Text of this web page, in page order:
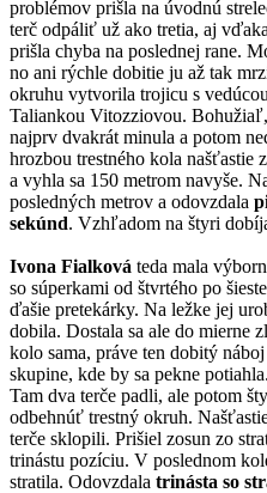
problémov prišla na úvodnú
terč odpáliť už ako tretia, aj
prišla chyba na poslednej rane.
no ani rýchle dobitie ju až tak
okruhu vytvorila trojicu s
Taliankou Vitozziovou.
najprv dvakrát minula a potom
hrozbou trestného kola našťastie
a vyhla sa 150 metrom navyše.
posledných metrov a odovzdala
sekúnd. Vzhľadom na štyri
Ivona Fialková teda mala
so súperkami od štvrtého po
ďašie pretekárky. Na ležke jej
dobila. Dostala sa ale do mierne
kolo sama, práve ten dobitý
skupine, kde by sa pekne
Tam dva terče padli, ale potom
odbehnúť trestný okruh.
terče sklopili. Prišiel zosun zo
trinástu pozíciu. V poslednom
stratila. Odovzdala trinásta so